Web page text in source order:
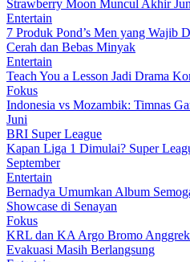
Strawberry Moon Muncul Akhir
Entertain
7 Produk Pond’s Men yang Wajib
Cerah dan Bebas Minyak
Entertain
Teach You a Lesson Jadi Drama
Fokus
Indonesia vs Mozambik: Timnas
Juni
BRI Super League
Kapan Liga 1 Dimulai? Super
September
Entertain
Bernadya Umumkan Album
Showcase di Senayan
Fokus
KRL dan KA Argo Bromo
Evakuasi Masih Berlangsung